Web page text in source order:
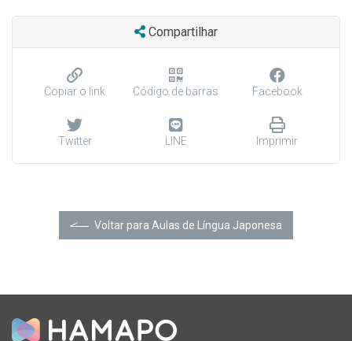
Compartilhar
Copiar o link Código de barras Facebook
Twitter LINE Imprimir
Voltar para Aulas de Língua Japonesa